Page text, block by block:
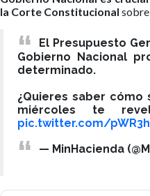
la Corte Constitucional
El Presupuesto
Gobierno Nacional
determinado.
¿Quieres saber
miércoles te
pic.twitter.com/
— MinHacienda